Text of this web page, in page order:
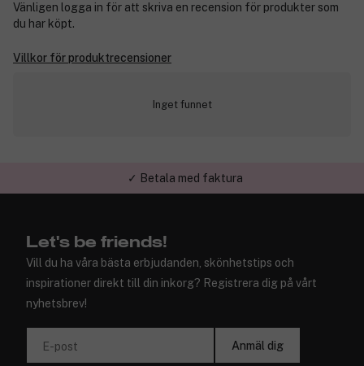
Vänligen logga in för att skriva en recension för produkter som
du har köpt.
Villkor för produktrecensioner
Inget funnet
✓ Betala med faktura
Let's be friends!
Vill du ha våra bästa erbjudanden, skönhetstips och
inspirationer direkt till din inkorg? Registrera dig på vårt
nyhetsbrev!
E-post Anmäl dig